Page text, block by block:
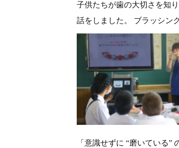
子供たちが歯の大切さを知
話をしました。 ブラッシン
「意識せずに “磨いている